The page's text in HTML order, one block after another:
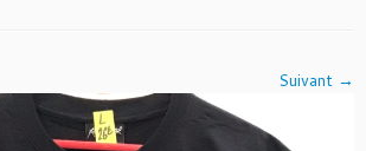
Suivant →